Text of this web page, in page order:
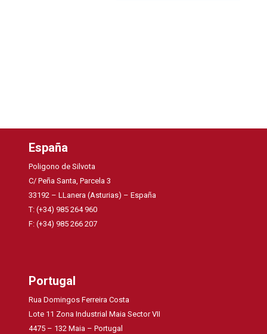
España
Poligono de Silvota
C/ Peña Santa, Parcela 3
33192 – LLanera (Asturias) – España
T: (+34) 985 264 960
F: (+34) 985 266 207
Portugal
Rua Domingos Ferreira Costa
Lote 11 Zona Industrial Maia Sector VII
4475 – 132 Maia – Portugal